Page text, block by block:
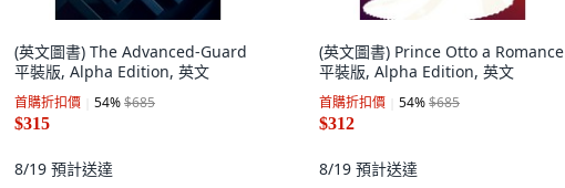
(英文圖書) The Advanced-Guard
平裝版, Alpha Edition, 英文
首購折扣價 54%$685
$315
8/19 預計送達
(英文圖書) Prince Otto a Romance
平裝版, Alpha Edition, 英文
首購折扣價 54%$685
$312
8/19 預計送達